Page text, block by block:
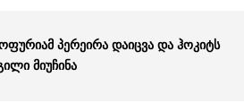
პერეირა დაიცვა და ჰოკიტს
მიუჩინა